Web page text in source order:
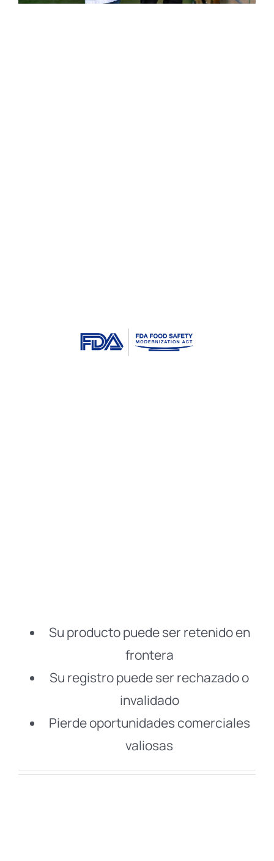
Su producto puede ser retenido en
frontera
Su registro puede ser rechazado o
invalidado
Pierde oportunidades comerciales
valiosas